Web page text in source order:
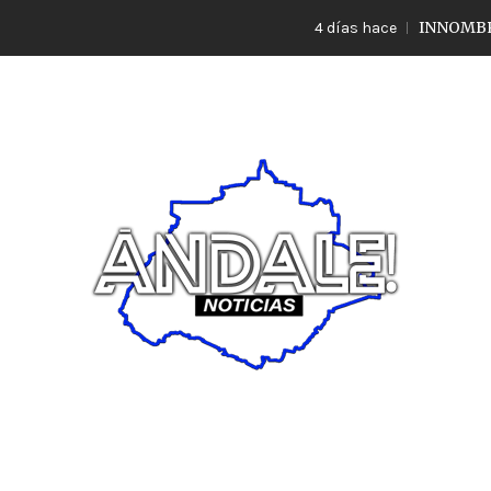
4 días hace INNOMBRABLE